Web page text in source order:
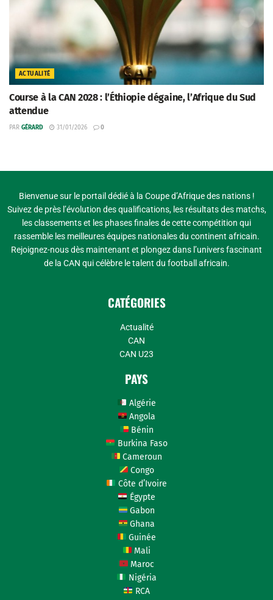
ACTUALITÉ
Course à la CAN 2028 : l’Éthiopie dégaine, l’Afrique du Sud
attendue
PAR GÉRARD 31/01/2026 0
Bienvenue sur le portail dédié à la Coupe d’Afrique des nations !
Suivez de près l’évolution des qualifications, les résultats des matchs,
les classements et les phases finales de cette compétition qui
rassemble les meilleures équipes nationales du continent africain.
Rejoignez-nous dès maintenant et plongez dans l’univers fascinant
de la CAN qui célèbre le talent du football africain.
CATÉGORIES
Actualité
CAN
CAN U23
PAYS
Algérie
Angola
Bénin
Burkina Faso
Cameroun
Congo
Côte d’Ivoire
Égypte
Gabon
Ghana
Guinée
Mali
Maroc
Nigéria
RCA